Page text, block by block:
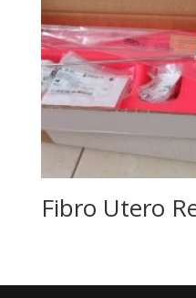
Fibro Utero